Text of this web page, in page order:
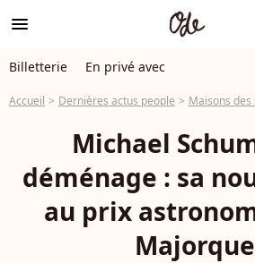
menu
Billetterie En privé avec
Accueil Dernières actus people Maisons des
Michael
déménage : sa
au prix